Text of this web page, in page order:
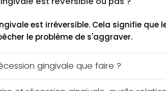
Politique De Recrutement
est irréversible. Cela signifie
le problème de s'aggraver.
gingivale que faire ?